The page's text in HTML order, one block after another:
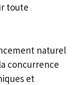
toute
naturel
concurrence
et